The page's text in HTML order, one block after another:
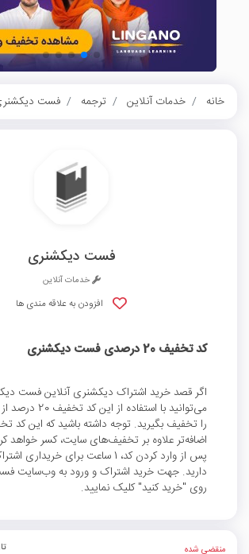
خانه خدمات آنلاین ترجمه فست
فست دیکشنری
خدمات آنلاین
افزودن به علاقه مندی ها
کد تخفیف 20 درصدی فست دیکشنری
اگر قصد خرید اشتراک دیکشنری آنلاین فست
می‌توانید با استفاده
اضافه‌تر علاوه بر تخفیف‌های سایت، کسر خواهد
پس از وارد کردن کد، 1 ساعت برای
دارید. جهت خرید اشتراک و ورود به وب‌سایت
روی "خرید کنید" کلیک نمایید.
منقضی شده